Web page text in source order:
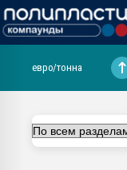
29.07.2026 ФРП помог
евро/тонна